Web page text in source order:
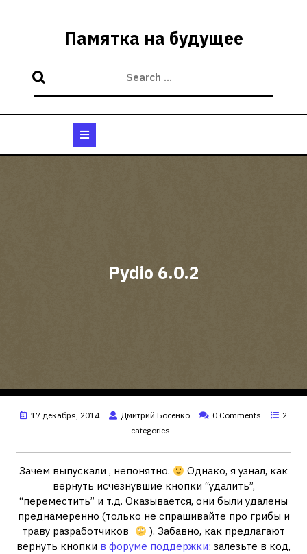
Памятка на будущее
Pydio 6.0.2
17 декабря, 2014 Дмитрий Босенко 0 Comments
2
categories
Зачем выпускали , непонятно.
Однако, я узнал, как
вернуть исчезнувшие кнопки “удалить”,
“переместить” и т.д. Оказывается, они были удалены
преднамеренно (только не спрашивайте про грибы и
траву разработчиков
). Забавно, как предлагают
вернуть кнопки в форуме поддержки: залезьте в код,